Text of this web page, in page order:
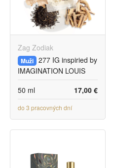
Zag Zodiak
Muži 277 IG inspiried by
IMAGINATION LOUIS
VUITTON
17,00 €
50 ml
do 3 pracovných dní